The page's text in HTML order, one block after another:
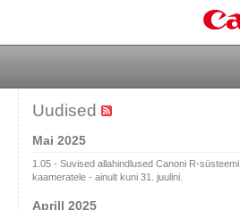
Uudised
Mai 2025
1.05 - Suvised allahindlused Canoni R-süsteemi
kaameratele - ainult kuni 31. juulini.
Aprill 2025